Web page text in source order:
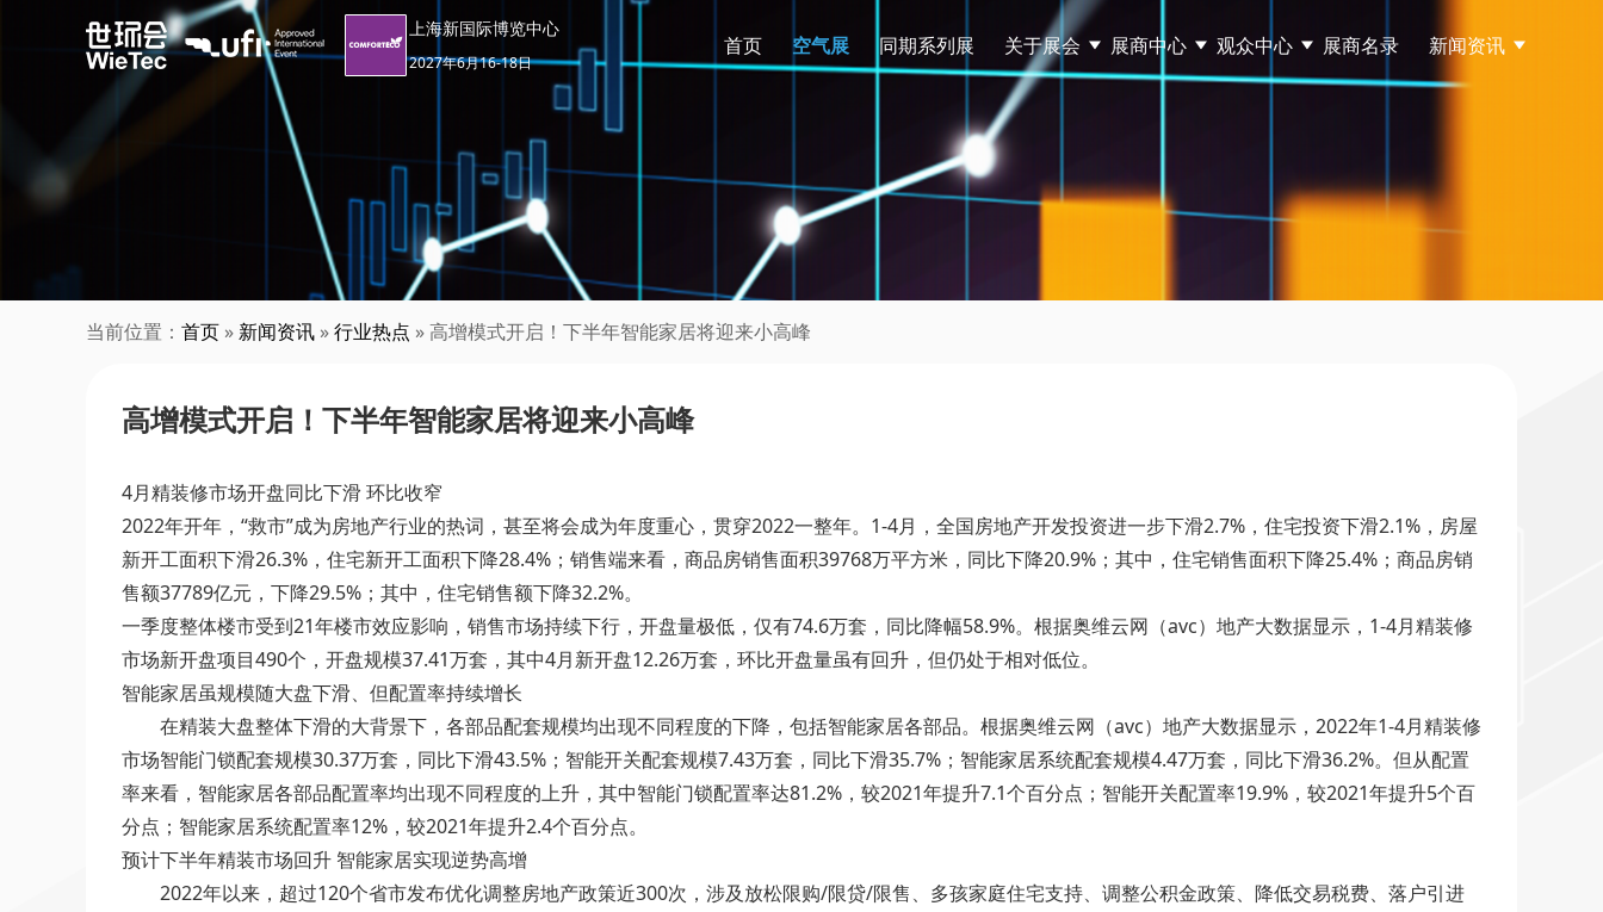
上海新国际博览中心
2027年6月16-18日
首页 空气展 同期系列展 关于展会 展商中心 观众中心 展商名录 新闻资讯
当前位置： 首页 » 新闻资讯 »行业热点 » 高增模式开启！下半年智能家居将迎来小高峰
高增模式开启！下半年智能家居将迎来小高峰
4月精装修市场开盘同比下滑 环比收窄
2022年开年，“救市”成为房地产行业的热词，甚至将会成为年度重心，贯穿2022一整年。1-4月，全国房地产开发投资进一步下滑2.7%，住宅投资下滑2.1%，房屋
新开工面积下滑26.3%，住宅新开工面积下降28.4%；销售端来看，商品房销售面积39768万平方米，同比下降20.9%；其中，住宅销售面积下降25.4%；商品房销
售额37789亿元，下降29.5%；其中，住宅销售额下降32.2%。
一季度整体楼市受到21年楼市效应影响，销售市场持续下行，开盘量极低，仅有74.6万套，同比降幅58.9%。根据奥维云网（avc）地产大数据显示，1-4月精装修
市场新开盘项目490个，开盘规模37.41万套，其中4月新开盘12.26万套，环比开盘量虽有回升，但仍处于相对低位。
智能家居虽规模随大盘下滑、但配置率持续增长
在精装大盘整体下滑的大背景下，各部品配套规模均出现不同程度的下降，包括智能家居各部品。根据奥维云网（avc）地产大数据显示，2022年1-4月精装修
市场智能门锁配套规模30.37万套，同比下滑43.5%；智能开关配套规模7.43万套，同比下滑35.7%；智能家居系统配套规模4.47万套，同比下滑36.2%。但从配置
率来看，智能家居各部品配置率均出现不同程度的上升，其中智能门锁配置率达81.2%，较2021年提升7.1个百分点；智能开关配置率19.9%，较2021年提升5个百
分点；智能家居系统配置率12%，较2021年提升2.4个百分点。
预计下半年精装市场回升 智能家居实现逆势高增
2022年以来，超过120个省市发布优化调整房地产政策近300次，涉及放松限购/限贷/限售、多孩家庭住宅支持、调整公积金政策、降低交易税费、落户引进